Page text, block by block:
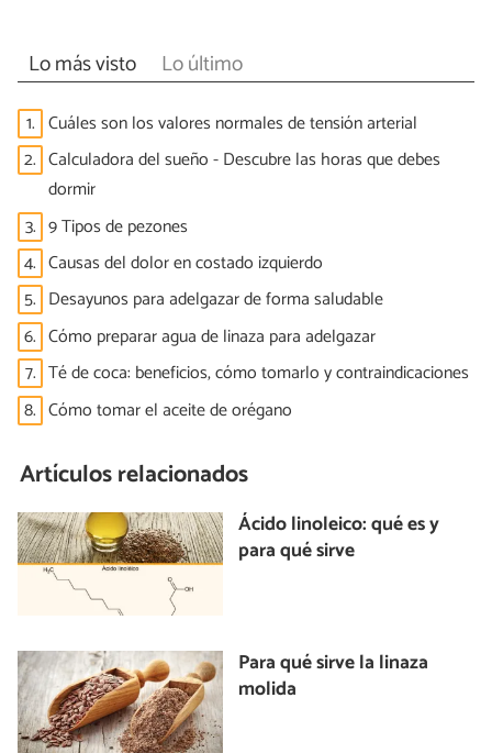
Lo más visto Lo último
1. Cuáles son los valores normales de tensión arterial
2. Calculadora del sueño - Descubre las horas que debes
dormir
3. 9 Tipos de pezones
4. Causas del dolor en costado izquierdo
5. Desayunos para adelgazar de forma saludable
6. Cómo preparar agua de linaza para adelgazar
7. Té de coca: beneficios, cómo tomarlo y contraindicaciones
8. Cómo tomar el aceite de orégano
Artículos relacionados
Ácido linoleico: qué es y
para qué sirve
Para qué sirve la linaza
molida